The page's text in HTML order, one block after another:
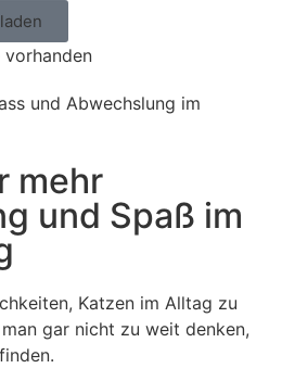
vorhanden
mehr
und Spaß im
Katzen im Alltag zu
gar nicht zu weit denken,